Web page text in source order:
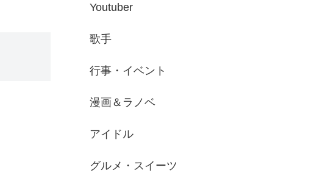
Youtuber
歌手
行事・イベント
漫画＆ラノベ
アイドル
グルメ・スイーツ